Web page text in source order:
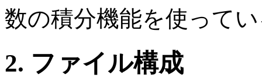
数の積分機能を使って
2. ファイル構成